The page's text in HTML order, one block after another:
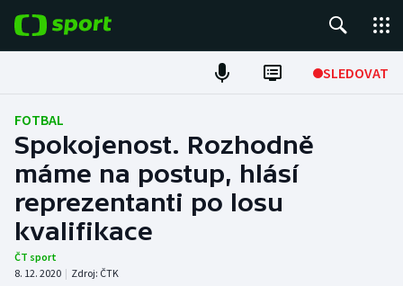
SLEDOVAT
Fotbal
Hokej
Tenis
Atletika
FOTBAL
Spokojenost. Rozhodně
máme na postup, hlásí
reprezentanti po losu
kvalifikace
ČT sport
8. 12. 2020 | Zdroj: ČTK